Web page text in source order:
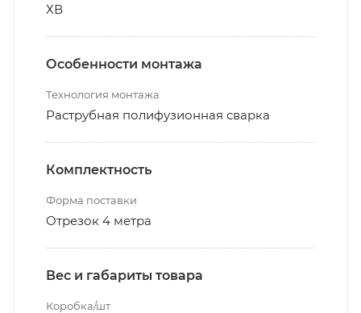
ХВ
Особенности монтажа
Технология монтажа
Раструбная полифузионная сварка
Комплектность
Форма поставки
Отрезок 4 метра
Вес и габариты товара
Коробка/шт